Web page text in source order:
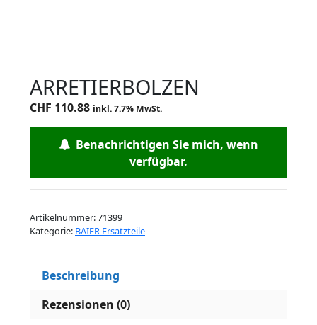
ARRETIERBOLZEN
CHF 110.88 inkl. 7.7% MwSt.
Benachrichtigen Sie mich, wenn
verfügbar.
Artikelnummer:71399
Kategorie: BAIER Ersatzteile
Beschreibung
Rezensionen (0)